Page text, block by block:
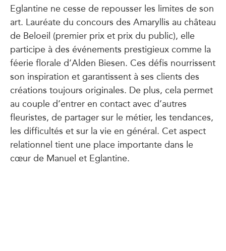
Eglantine ne cesse de repousser les limites de son
art. Lauréate du concours des Amaryllis au château
de Beloeil (premier prix et prix du public), elle
participe à des événements prestigieux comme la
féerie florale d’Alden Biesen. Ces défis nourrissent
son inspiration et garantissent à ses clients des
créations toujours originales. De plus, cela permet
au couple d’entrer en contact avec d’autres
fleuristes, de partager sur le métier, les tendances,
les difficultés et sur la vie en général. Cet aspect
relationnel tient une place importante dans le
cœur de Manuel et Eglantine.